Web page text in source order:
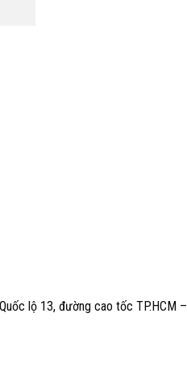
lộ 13, đường cao tốc TP.HCM –